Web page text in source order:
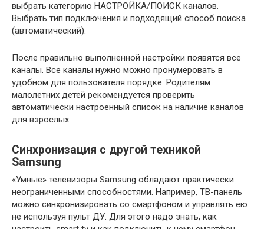
выбрать категорию НАСТРОЙКА/ПОИСК каналов.
Выбрать тип подключения и подходящий способ поиска
(автоматический).
После правильно выполненной настройки появятся все
каналы. Все каналы нужно можно пронумеровать в
удобном для пользователя порядке. Родителям
малолетних детей рекомендуется проверить
автоматически настроенный список на наличие каналов
для взрослых.
Синхронизация с другой техникой
Samsung
«Умные» телевизоры Samsung обладают практически
неограниченными способностями. Например, ТВ-панель
можно синхронизировать со смартфоном и управлять ею
не используя пульт ДУ. Для этого надо знать, как